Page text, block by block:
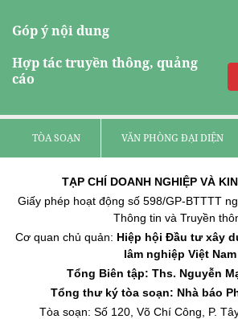
Góp ý nội dung
Hợp tác truyền thông, quảng
cáo
TÒA SOẠN VĂN PHÒNG ĐẠI DIỆN
TẠP CHÍ DOANH NGHIỆP VÀ
Giấy phép hoạt động số 598/GP-BTTTT
Thông tin và Truyền
Cơ quan chủ quản: Hiệp hội Đầu tư xây
lâm nghiệp Việt Nam
Tổng Biên tập: Ths. Nguyễn
Tổng thư ký tòa soạn: Nhà báo
Tòa soạn: Số 120, Võ Chí Công, P.